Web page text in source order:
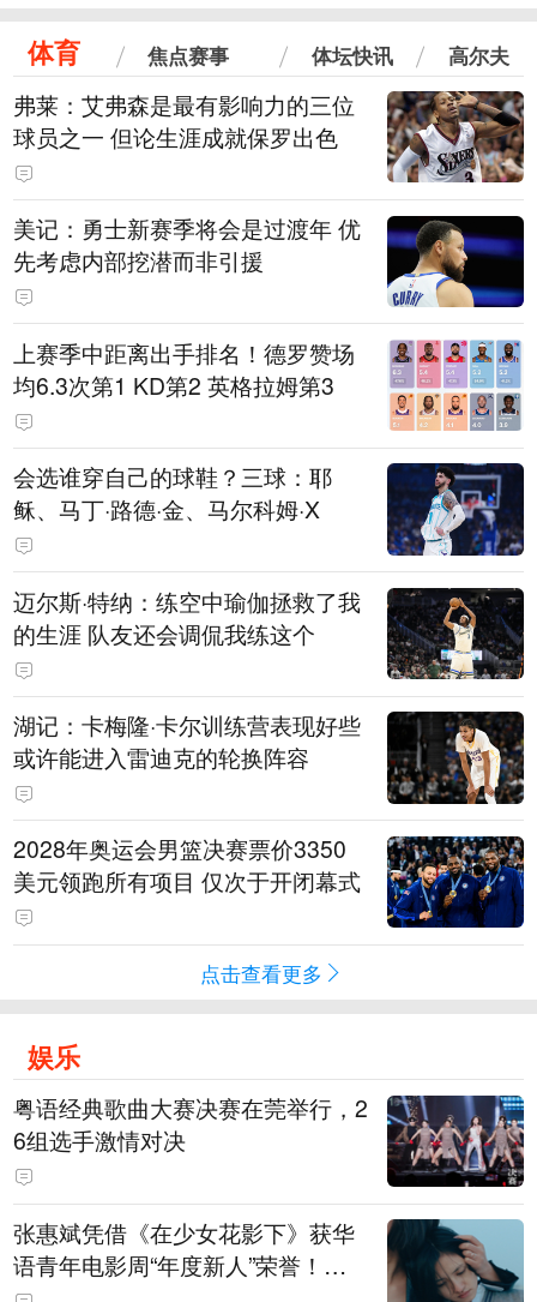
体育 焦点赛事 体坛快讯 高尔夫
弗莱：艾弗森是最有影响力的三位
球员之一 但论生涯成就保罗出色
美记：勇士新赛季将会是过渡年 优
先考虑内部挖潜而非引援
上赛季中距离出手排名！德罗赞场
均6.3次第1 KD第2 英格拉姆第3
会选谁穿自己的球鞋？三球：耶
稣、马丁·路德·金、马尔科姆·X
迈尔斯·特纳：练空中瑜伽拯救了我
的生涯 队友还会调侃我练这个
湖记：卡梅隆·卡尔训练营表现好些
或许能进入雷迪克的轮换阵容
2028年奥运会男篮决赛票价3350
美元领跑所有项目 仅次于开闭幕式
点击查看更多
娱乐
粤语经典歌曲大赛决赛在莞举行，2
6组选手激情对决
张惠斌凭借《在少女花影下》获华
语青年电影周“年度新人”荣誉！该